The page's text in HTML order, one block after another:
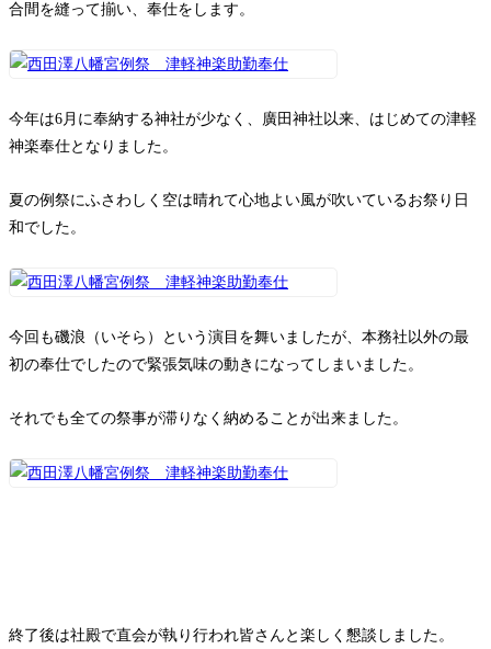
合間を縫って揃い、奉仕をします。
今年は6月に奉納する神社が少なく、廣田神社以来、はじめての津軽
神楽奉仕となりました。
夏の例祭にふさわしく空は晴れて心地よい風が吹いているお祭り日
和でした。
今回も磯浪（いそら）という演目を舞いましたが、本務社以外の最
初の奉仕でしたので緊張気味の動きになってしまいました。
それでも全ての祭事が滞りなく納めることが出来ました。
終了後は社殿で直会が執り行われ皆さんと楽しく懇談しました。